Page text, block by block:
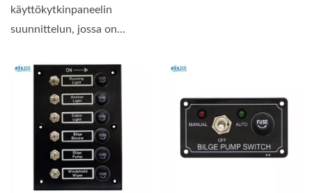
käyttökytkinpaneelin
suunnittelun, jossa on